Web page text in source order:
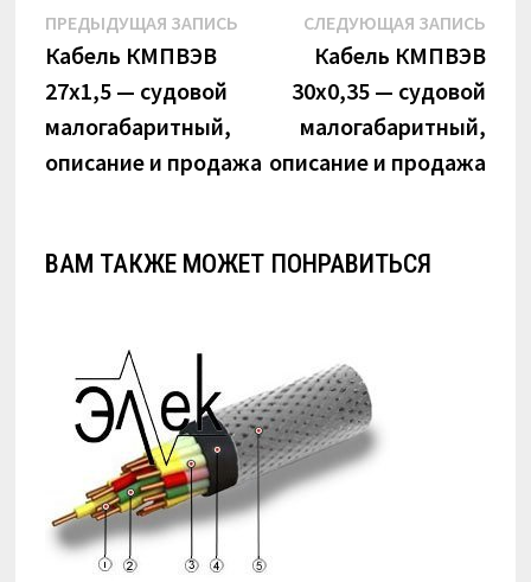
Навигация
по
записям
ПРЕДЫДУЩАЯ ЗАПИСЬ Предыдущая
Кабель КМПВЭВ
27х1,5 — судовой
малогабаритный,
описание и продажа
СЛЕДУЮЩАЯ ЗАПИСЬ
Кабель КМПВЭВ
30х0,35 — судовой
малогабаритный,
описание и продажа
ВАМ ТАКЖЕ МОЖЕТ ПОНРАВИТЬСЯ